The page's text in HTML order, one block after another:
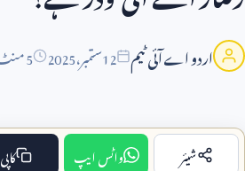
اردو اے آئی ٹیم 12ستمبر،2025 5 منٹ مطالعہ
شیئر واٹس ایپ کاپی